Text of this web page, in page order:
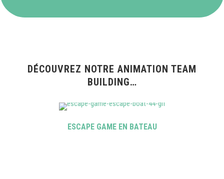
DÉCOUVREZ NOTRE ANIMATION TEAM
BUILDING…
ESCAPE GAME EN BATEAU